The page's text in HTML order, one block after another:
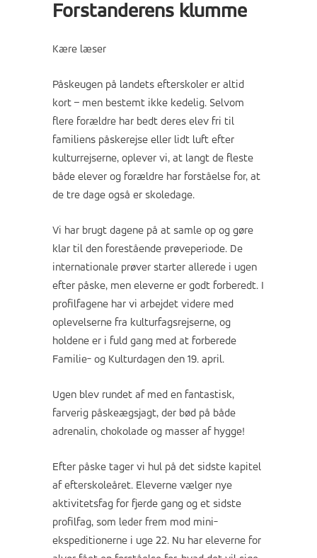
Forstanderens klumme
Kære læser
Påskeugen på landets efterskoler er altid
kort – men bestemt ikke kedelig. Selvom
flere forældre har bedt deres elev fri til
familiens påskerejse eller lidt luft efter
kulturrejserne, oplever vi, at langt de fleste
både elever og forældre har forståelse for, at
de tre dage også er skoledage.
Vi har brugt dagene på at samle op og gøre
klar til den forestående prøveperiode. De
internationale prøver starter allerede i ugen
efter påske, men eleverne er godt forberedt. I
profilfagene har vi arbejdet videre med
oplevelserne fra kulturfagsrejserne, og
holdene er i fuld gang med at forberede
Familie- og Kulturdagen den 19. april.
Ugen blev rundet af med en fantastisk,
farverig påskeægsjagt, der bød på både
adrenalin, chokolade og masser af hygge!
Efter påske tager vi hul på det sidste kapitel
af efterskoleåret. Eleverne vælger nye
aktivitetsfag for fjerde gang og et sidste
profilfag, som leder frem mod mini-
ekspeditionerne i uge 22. Nu har eleverne for